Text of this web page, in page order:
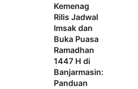
Kemenag
Rilis Jadwal
Imsak dan
Buka Puasa
Ramadhan
1447 H di
Banjarmasin:
Panduan